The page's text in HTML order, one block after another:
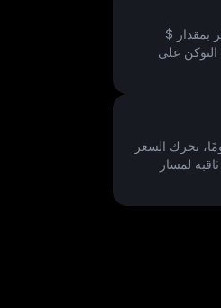
بمقدار $
التوكن على
لمسار